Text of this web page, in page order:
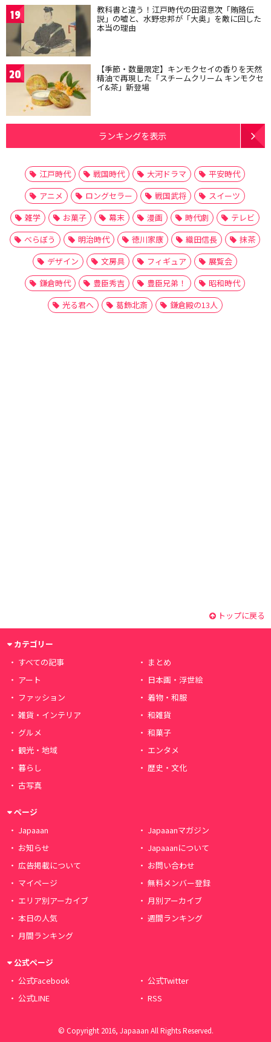
19 教科書と違う！江戸時代の田沼意次「賄賂伝
説」の嘘と、水野忠邦が「大奥」を敵に回した
本当の理由
20 【季節・数量限定】キンモクセイの香りを天然
精油で再現した「スチームクリーム キンモクセ
イ&茶」新登場
ランキングを表示
江戸時代 戦国時代 大河ドラマ
平安時代
アニメ
ロングセラー 戦国武将
スイーツ
雑学
お菓子 幕末 漫画 時代劇
テレビ
べらぼう
明治時代 徳川家康 織田信長
抹茶
デザイン
文房具 フィギュア
展覧会
鎌倉時代
豊臣秀吉 豊臣兄弟！
昭和時代
光る君へ
葛飾北斎 鎌倉殿の13人
トップに戻る
カテゴリー
すべての記事
まとめ
アート
日本画・浮世絵
ファッション
着物・和服
雑貨・インテリア
和雑貨
グルメ
和菓子
観光・地域
エンタメ
暮らし
歴史・文化
古写真
ページ
Japaaan
Japaaanマガジン
お知らせ
Japaaanについて
広告掲載について
お問い合わせ
マイページ
無料メンバー登録
エリア別アーカイブ
月別アーカイブ
本日の人気
週間ランキング
月間ランキング
公式ページ
公式Facebook
公式Twitter
公式LINE
RSS
© Copyright 2016, Japaaan All Rights Reserved.